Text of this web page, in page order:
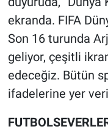
ekranda. FIFA
Son 16 turunda
geliyor, çeşitli
edeceğiz. Bütün
ifadelerine yer